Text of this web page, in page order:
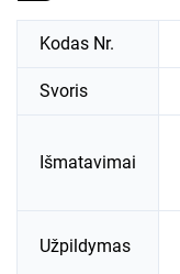
Kodas Nr.
Svoris
Išmatavimai
Užpildymas